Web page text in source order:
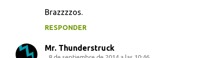
Brazzzzos.
RESPONDER
Mr. Thunderstruck